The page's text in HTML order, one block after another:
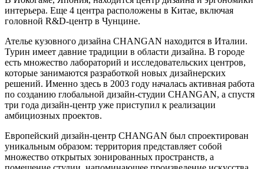
интерьера. Еще 4 центра расположены в Китае, включая
головной R&D-центр в Чунцине.
Ателье кузовного дизайна CHANGAN находится в Италии.
Турин имеет давние традиции в области дизайна. В городе
есть множество лабораторий и исследовательских центров,
которые занимаются разработкой новых дизайнерских
решений. Именно здесь в 2003 году началась активная работа
по созданию глобальной дизайн-студии CHANGAN, а спустя
три года дизайн-центр уже приступил к реализации
амбициозных проектов.
Европейский дизайн-центр CHANGAN был спроектирован
уникальным образом: территория представляет собой
множество открытых зонированных пространств, а